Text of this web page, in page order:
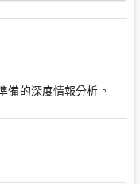
備的深度情報分析。